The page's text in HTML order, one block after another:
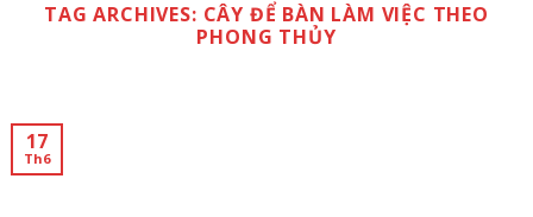
TAG ARCHIVES: CÂY ĐỂ BÀN LÀM VIỆC THEO
PHONG THỦY
17
Th6